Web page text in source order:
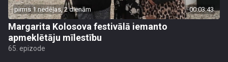
pirms 1 nedēļas, 2 dienām 00:03:43
Margarita Kolosova festivālā iemanto
apmeklētāju mīlestību
65. epizode